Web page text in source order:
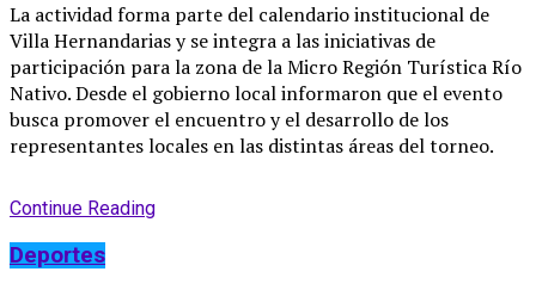
La actividad forma parte del calendario institucional de
Villa Hernandarias y se integra a las iniciativas de
participación para la zona de la Micro Región Turística Río
Nativo. Desde el gobierno local informaron que el evento
busca promover el encuentro y el desarrollo de los
representantes locales en las distintas áreas del torneo.
Continue Reading
Deportes